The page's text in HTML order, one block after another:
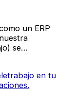
un ERP
se…